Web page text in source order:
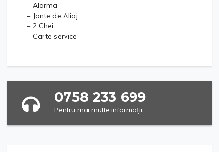
– Alarma
– Jante de Aliaj
– 2 Chei
– Carte service
0758 233 699
Pentru mai multe informații